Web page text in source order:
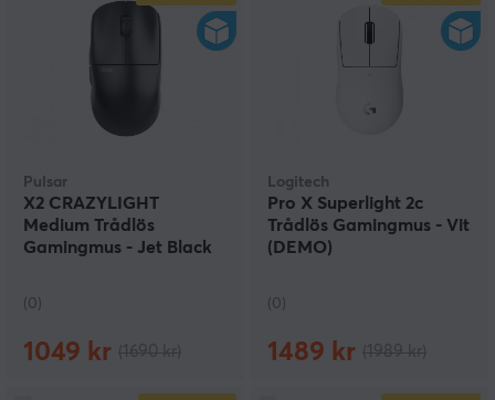
Pulsar
X2 CRAZYLIGHT
Medium Trådlös
Gamingmus - Jet Black
(0)
1049 kr
Logitech
Pro X Superlight 2c
Trådlös Gamingmus - Vit
(DEMO)
(0)
1489 kr